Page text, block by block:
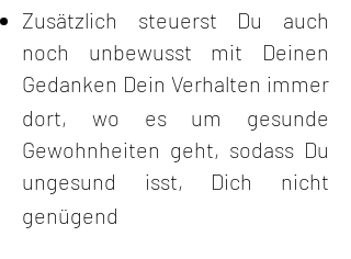
Zusätzlich steuerst Du auch
noch unbewusst mit Deinen
Gedanken Dein Verhalten immer
dort, wo es um gesunde
Gewohnheiten geht, sodass Du
ungesund isst, Dich
nicht
genügend